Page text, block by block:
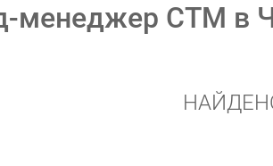
менеджер СТМ в